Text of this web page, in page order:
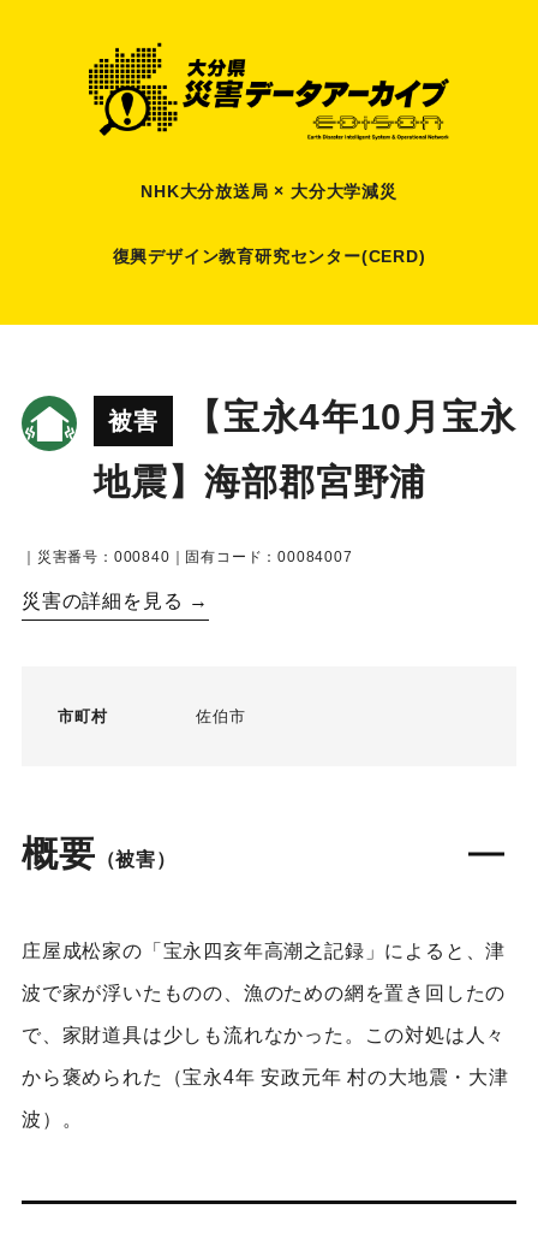
NHK大分放送局 × 大分大学減災
復興デザイン教育研究センター(CERD)
被害
【宝永4年10月宝永
地震】海部郡宮野浦
｜災害番号：000840｜固有コード：00084007
災害の詳細を見る →
市町村 佐伯市
概要 （被害）
庄屋成松家の「宝永四亥年高潮之記録」によると、津
波で家が浮いたものの、漁のための網を置き回したの
で、家財道具は少しも流れなかった。この対処は人々
から褒められた（宝永4年 安政元年 村の大地震・大津
波）。